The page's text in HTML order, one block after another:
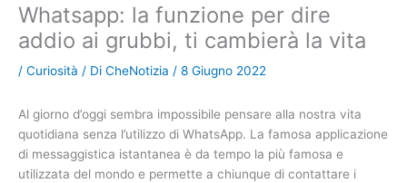
Whatsapp: la funzione per dire
addio ai grubbi, ti cambierà la vita
/ Curiosità / Di CheNotizia / 8 Giugno 2022
Al giorno d’oggi sembra impossibile pensare alla nostra vita
quotidiana senza l’utilizzo di WhatsApp. La famosa applicazione
di messaggistica istantanea è da tempo la più famosa e
utilizzata del mondo e permette a chiunque di contattare i